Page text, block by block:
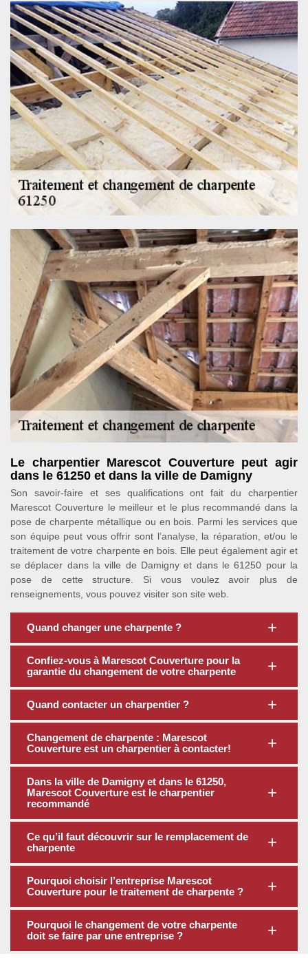
Le charpentier Marescot Couverture peut agir
dans le 61250 et dans la ville de Damigny
Son savoir-faire et ses qualifications ont fait du charpentier
Marescot Couverture le meilleur et le plus recommandé dans la
pose de charpente métallique ou en bois. Parmi les services que
son équipe peut vous offrir sont l’analyse, la réparation, et/ou le
traitement de votre charpente en bois. Elle peut également agir et
se déplacer dans la ville de Damigny et dans le 61250 pour la
pose de cette structure. Si vous voulez avoir plus de
renseignements, vous pouvez visiter son site web.
Quand changer une charpente ?
Confiez-vous à Marescot Couverture pour la
garantie du changement de votre charpente
Quand contacter un charpentier ?
Changement de charpente : Marescot
Couverture est un charpentier à contacter!
Dans la ville de Damigny et dans le 61250,
Marescot Couverture est le charpentier
recommandé
Ce qu’il faut découvrir sur le remplacement de
charpente
Pourquoi choisir l’entreprise Marescot
Couverture pour le traitement de charpente ?
Pourquoi le changement de votre charpente
doit se faire par une entreprise ?